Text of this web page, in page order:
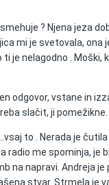
? Njena jeza
mi je svetovala,
nelagodno .
odgovor, vstane in
slačit, ji pomežikne.
to . Nerada je
me spominja, je
na napravi. Andreja
stvar. Strmela je